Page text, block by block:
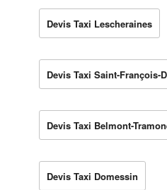
Devis Taxi Lescheraines
Devis Taxi Saint-François-
Devis Taxi Belmont-
Devis Taxi Domessin